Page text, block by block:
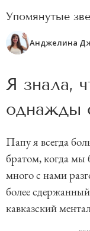
Упомянутые
Анджелина
Я знала,
однажды
Папу я всегда
братом, когда мы
много с нами
более
кавказский